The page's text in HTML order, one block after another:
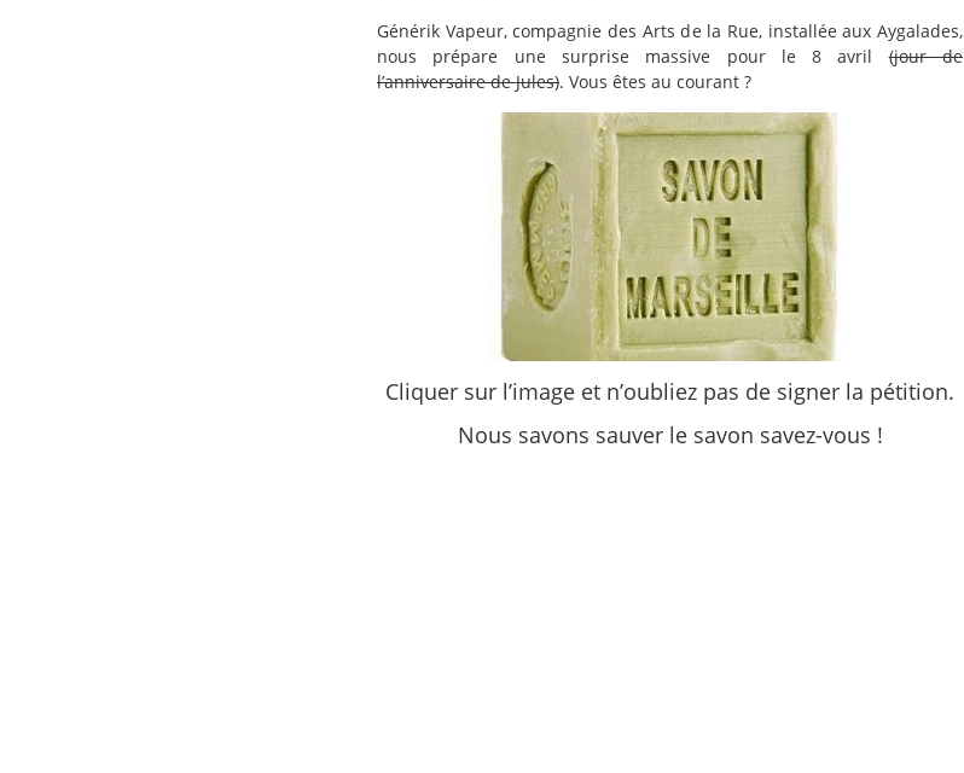
Générik Vapeur, compagnie des Arts de la Rue, installée aux Aygalades,
nous prépare une surprise massive pour le 8 avril(jour de
l’anniversaire de Jules). Vous êtes au courant ?
Cliquer sur l’image et n’oubliez pas de signer la pétition.
Nous savons sauver le savon savez-vous !